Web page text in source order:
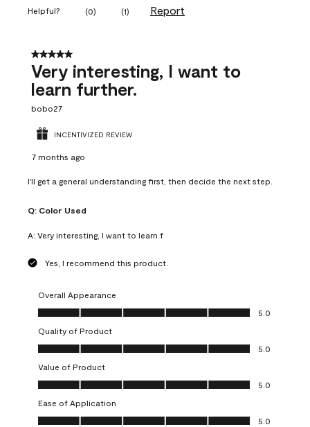
Helpful? (0) (1) Report
5 out of 5 stars.
Very interesting, I want to
learn further.
bobo27
INCENTIVIZED REVIEW
7 months ago
I'll get a general understanding first, then decide the next step.
Q: Color Used
A: Very interesting, I want to learn f
Yes, I recommend this product.
Overall Appearance
Overall Appearance, 5.0 out of 5
5.0
Quality of Product
Quality of Product, 5.0 out of 5
5.0
Value of Product
Value of Product, 5.0 out of 5
5.0
Ease of Application
Ease of Application, 5.0 out of 5
5.0